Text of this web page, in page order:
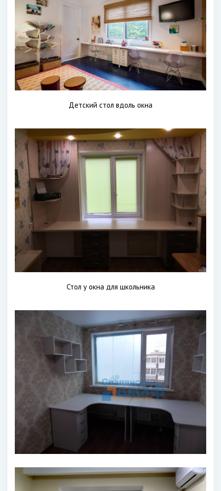
Детский стол вдоль окна
Стол у окна для школьника